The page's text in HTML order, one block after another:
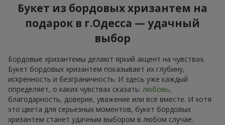
Букет из бордовых хризантем на
подарок в г.Одесса — удачный
выбор
Бордовые хризантемы делают яркий акцент на чувствах.
Букет бордовых хризантем показывает их глубину,
искренность и безграничность. И здесь уже каждый
определяет, о каких чувствах сказать: любовь,
благодарность, доверие, уважение или всё вместе. И хотя
это цвета для серьезных моментов, букет бордовых
хризантем станет удачным выбором в любом случае.